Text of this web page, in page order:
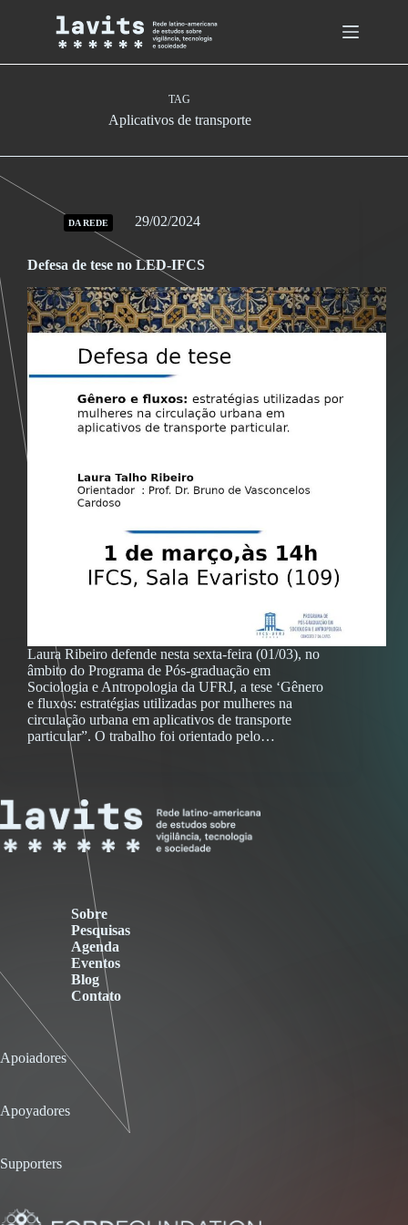
TAG
Aplicativos de transporte
DA REDE 29/02/2024
Defesa de tese no LED-IFCS
Laura Ribeiro defende nesta sexta-feira (01/03), no
âmbito do Programa de Pós-graduação em
Sociologia e Antropologia da UFRJ, a tese ‘Gênero
e fluxos: estratégias utilizadas por mulheres na
circulação urbana em aplicativos de transporte
particular”. O trabalho foi orientado pelo…
Sobre
Pesquisas
Agenda
Eventos
Blog
Contato
Apoiadores
Apoyadores
Supporters